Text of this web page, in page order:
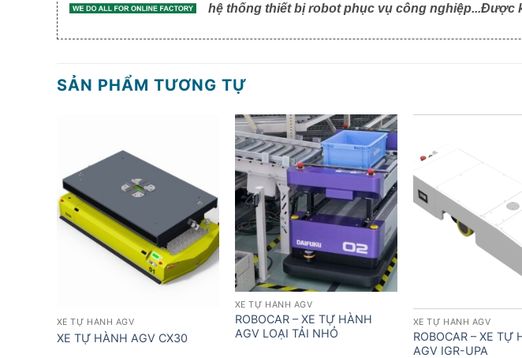
hệ thống thiết bị robot phục vụ công nghiệp...Được
SẢN PHẨM TƯƠNG TỰ
XE TỰ HÀNH AGV
XE TỰ HÀNH AGV CX30
XE TỰ HÀNH AGV
ROBOCAR – XE TỰ HÀNH
AGV LOẠI TẢI NHỎ
XE TỰ HÀNH AGV
ROBOCAR – XE TỰ
AGV IGR-UPA